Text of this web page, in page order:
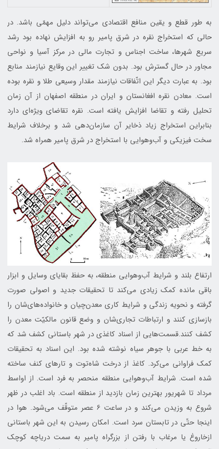
به طور قطع و يقين منافع اقتصادی می‌تواند دليل مهمّی ‌باشد. در
حالی که استخراج نقره در شرق پامیر رو به افزایش نهاده بود رشد
سریع شهرها، ساخت اجناس و تجارت مالی در مرکز آسیا و نواحی
مجاور در حال گسترش بود. بدون شک تغییر این وقایع نیازمند منابع
بود. به عبارت دیگر اين اتّفاقات نيازمند مقدار وسیعی طلا و نقره بوده
است. معادن نقره افغانستان و ایران در منطقه اصفهان از آن زمان
تحلیل رفته و تقاضا افزایش یافته است. نقره تقاضای ویژه‌ای دارد
بنابراین استخراج زیاد ذخایر آن سازمان‌دهی شد و برخلاف شرایط
سخت فیزیکی و آب‌و‌هوایی با استخراج در شرق پامیر همراه شد.
ارتفاع بلند و شرایط آب‌و‌هوایی منطقه، به حفظ بقایای وسايل و ابزار
باقی مانده کمک زیادی می‌کند تا تحقیقات جديد و اصولی صورت
گرفته و نحویه زندگی و شرایط کاری معدن‌چیان و خانواده‌های‌شان را
بازسازی کنند و ارتباطات تجاری‌شان و وضع قانون مالکیّت معدن را
کشف کنند.قسمت‌هایی از اسناد کاغذی در شهر باستانی کشف شد که
به خط عربی با جوهر سیاه نوشته شده بود. اين اسناد به تحقيقات
كمك فراوانی می‌كرد. کاغذ از درخت شاه‌توت و تارهای کنف ساخته
شده است. شرایط آب‌و‌هوایی منطقه منحصر به فرد است. از اواسط
مرداد تا شهريور بهترین زمان بازدید از منطقه است. باد اغلب در ظهر
شروع به وزیدن می‌کند و در ساعت 6 عصر متوقّف مي‌شود. هوا در
اینجا حتّي در تابستان سرد است. امکان رسیدن به این شهر باستانی
ازخاروغ یا مرغاب با رفتن از بزرگراه پامیر به سمت دریاچه کوچک